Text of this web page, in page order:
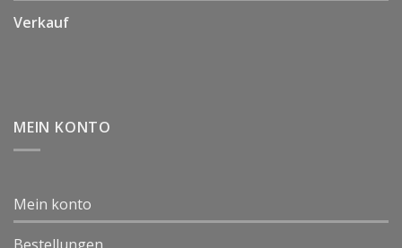
Verkauf
MEIN KONTO
Mein konto